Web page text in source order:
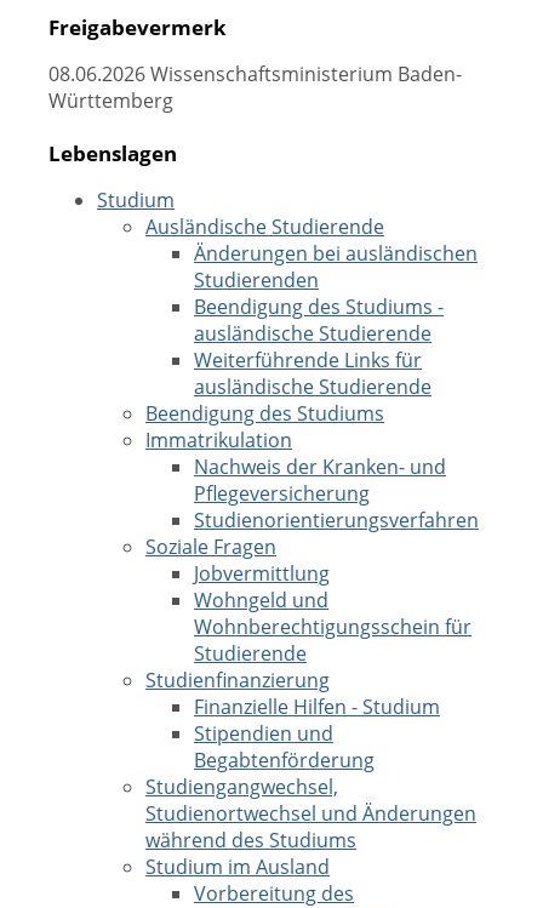
Freigabevermerk
08.06.2026 Wissenschaftsministerium Baden-
Württemberg
Lebenslagen
Studium
Ausländische Studierende
Änderungen bei ausländischen
Studierenden
Beendigung des Studiums -
ausländische Studierende
Weiterführende Links für
ausländische Studierende
Beendigung des Studiums
Immatrikulation
Nachweis der Kranken- und
Pflegeversicherung
Studienorientierungsverfahren
Soziale Fragen
Jobvermittlung
Wohngeld und
Wohnberechtigungsschein für
Studierende
Studienfinanzierung
Finanzielle Hilfen - Studium
Stipendien und
Begabtenförderung
Studiengangwechsel,
Studienortwechsel und Änderungen
während des Studiums
Studium im Ausland
Vorbereitung des